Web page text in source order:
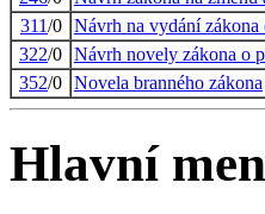
311/0 Návrh na vydání
322/0 Návrh novely zákona o
352/0 Novela branného zákona
Hlavní